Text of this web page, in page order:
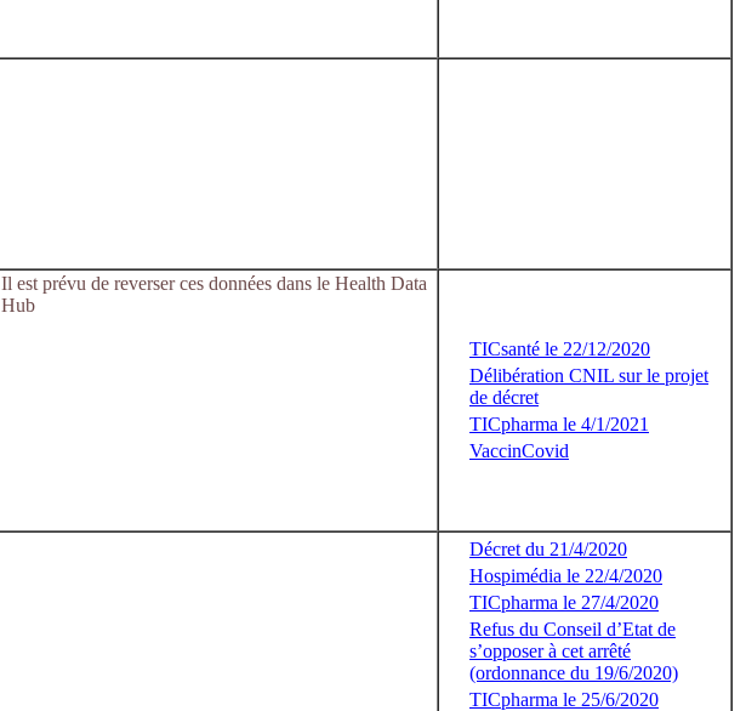
Il est prévu de reverser ces données dans le Health Data
Hub
TICsanté le 22/12/2020
Délibération CNIL sur le projet
de décret
TICpharma le 4/1/2021
VaccinCovid
Décret du 21/4/2020
Hospimédia le 22/4/2020
TICpharma le 27/4/2020
Refus du Conseil d’Etat de
s’opposer à cet arrêté
(ordonnance du 19/6/2020)
TICpharma le 25/6/2020